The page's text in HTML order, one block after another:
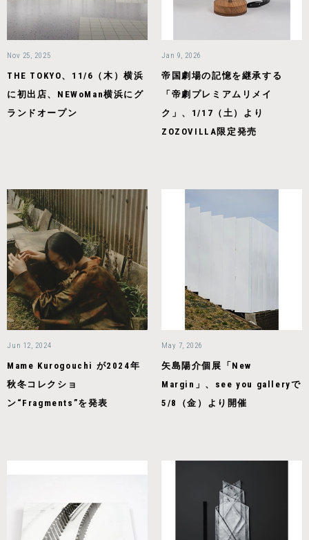
Nov 25, 2025
THE TOKYO、11/6（木）横浜
に初出店、NEWoMan横浜にグ
ランドオープン
Jan 9, 2026
帝国劇場の記憶を継承する
「帝劇プレミアムリメイ
ク」、1/17（土）より
ZOZOVILLA限定発売
Jun 12, 2024
Mame Kurogouchi が2024年
秋冬コレクショ
ン“Fragments”を発表
May 7, 2026
矢島陽介個展「New
Margin」、see you galleryで
5/8（金）より開催